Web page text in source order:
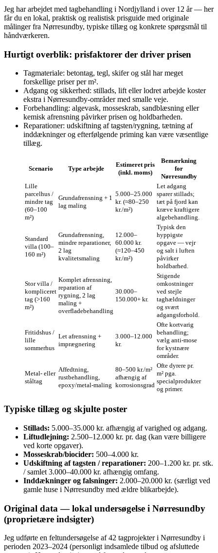
Jeg har arbejdet med tagbehandling i Nordjylland i over 12 år — her
får du en lokal, praktisk og realistisk prisguide med originale
målinger fra Nørresundby, typiske tillæg og konkrete spørgsmål til
håndværkeren.
Hurtigt overblik: prisfaktorer der driver prisen
Tagmateriale: betontag, tegl, skifer og stål har meget
forskellige priser per m².
Adgang og sikkerhed: stillads, lift eller lodret arbejde koster
ekstra i Nørresundby-områder med smalle veje.
Forbehandling: algevask, mosseskrab, sandblæsning eller
kemisk afrensning påvirker prisen og holdbarheden.
Reparationer: udskiftning af tagsten/rygning, tætning af
inddækninger og efterfølgende priming kan være væsentlige
tillæg.
Scenario Type arbejde
Estimeret pris
(inkl. moms)
Bemærkning
for
Nørresundby
Lille
parcelhus /
mindre tag
(60–100
m²)
Grundafrensning + 1
lag maling
5.000–25.000
kr. (≈80–250
kr./m²)
Let adgang
sparer stillads;
tæt på fjord kan
kræve kraftigere
algebehandling.
Standard
villa (100–
160 m²)
Grundafrensning,
mindre reparationer,
2 lag
kvalitetsmaling
12.000–
60.000 kr.
(≈120–450
kr./m²)
Typisk den
hyppigste
opgave — vejr
og salt i luften
påvirker
holdbarhed.
Stor villa /
kompliceret
tag (>160
m²)
Komplet afrensning,
reparation af
rygning, 2 lag
maling +
overfladebehandling
30.000–
150.000+ kr.
Stigende
omkostninger
ved stejle
taghældninger
og svært
adgangsforhold.
Fritidshus /
lille
sommerhus
Let afrensning +
imprægnering
3.000–12.000
kr.
Ofte kortvarig
behandling;
vælg anti-mose
for kystnære
områder.
Metal- eller
ståltag
Affedtning,
rustbehandling,
epoxy/metal-maling
80–500 kr./m²
afhængig af
korrosionsgrad
Ofte dyrere pr.
m² pga.
specialprodukter
og primer.
Typiske tillæg og skjulte poster
Stillads: 5.000–35.000 kr. afhængig af varighed og adgang.
Liftudlejning: 2.500–12.000 kr. pr. dag (kan være billigere
ved korte opgaver).
Mosseskrab/biocider: 500–4.000 kr.
Udskiftning af tagsten / reparationer: 200–1.200 kr. pr. stk.
/ samlet 3.000–40.000 kr. afhængig omfang.
Inddækninger og falsninger: 2.000–20.000 kr. (særligt ved
gamle huse i Nørresundby med ældre blikarbejde).
Original data — lokal undersøgelse i Nørresundby
(proprietære indsigter)
Jeg udførte en feltundersøgelse af 42 tagprojekter i Nørresundby i
perioden 2023–2024 (personligt indsamlede tilbud og afsluttede